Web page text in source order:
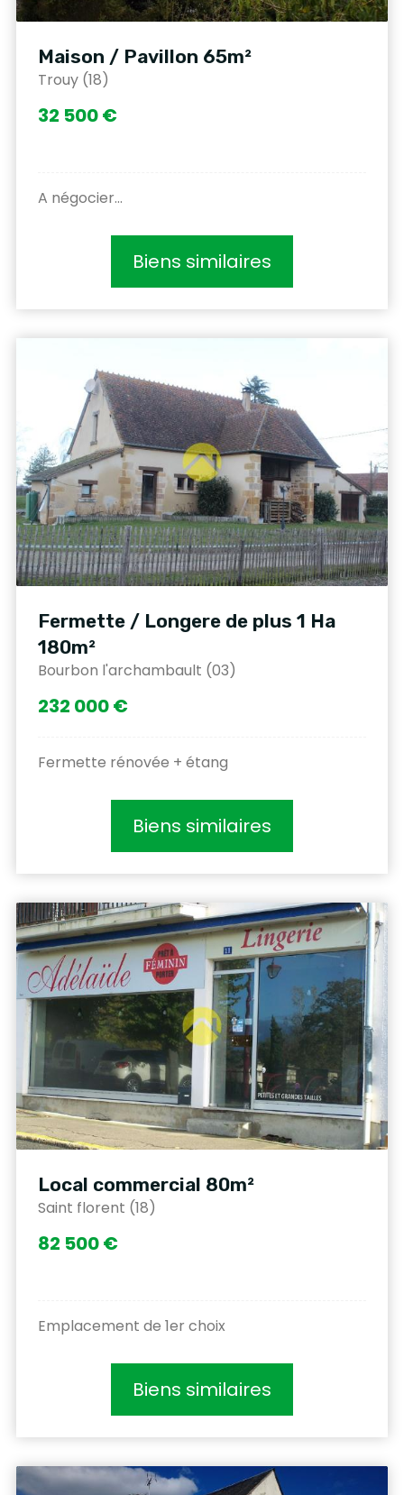
Maison / Pavillon 65m²
Trouy (18)
32 500 €
A négocier...
Biens similaires
Fermette / Longere de plus 1 Ha
180m²
Bourbon l'archambault (03)
232 000 €
Fermette rénovée + étang
Biens similaires
Local commercial 80m²
Saint florent (18)
82 500 €
Emplacement de 1er choix
Biens similaires